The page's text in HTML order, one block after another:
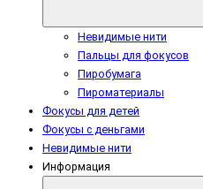
Невидимые нити
Пальцы для фокусов
Пиробумага
Пироматериалы
Фокусы для детей
Фокусы с деньгами
Невидимые нити
Информация